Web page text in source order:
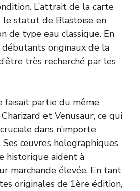
L’attrait de la carte
le statut de Blastoise en
de type eau classique. En
débutants originaux de la
très recherché par les
faisait partie du même
et Venusaur, ce qui
dans n’importe
œuvres holographiques
historique aident à
marchande élevée. En tant
originales de 1ère édition,